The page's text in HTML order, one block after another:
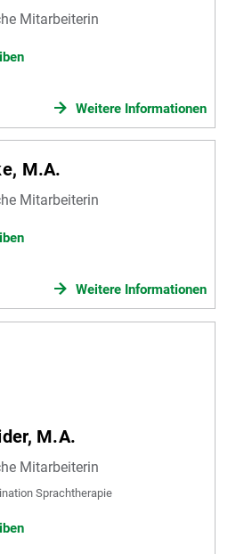
Mitarbeiterin
Weitere Informationen
M.A.
Mitarbeiterin
Weitere Informationen
M.A.
Mitarbeiterin
Sprachtherapie